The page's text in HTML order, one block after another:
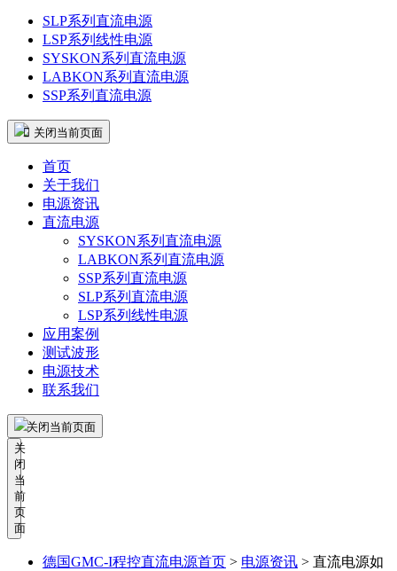
SLP系列直流电源
LSP系列线性电源
SYSKON系列直流电源
LABKON系列直流电源
SSP系列直流电源
 关闭当前页面
首页
关于我们
电源资讯
直流电源
SYSKON系列直流电源
LABKON系列直流电源
SSP系列直流电源
SLP系列直流电源
LSP系列线性电源
应用案例
测试波形
电源技术
联系我们
关闭当前页面
关
闭
当
前
页
面
德国GMC-I程控直流电源首页 > 电源资讯 > 直流电源如